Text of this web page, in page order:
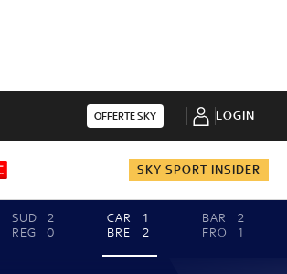
OFFERTE SKY LOGIN
SKY SPORT INSIDER
SUD
2
REG
0
CAR
1
BRE
2
BAR
2
FRO
1